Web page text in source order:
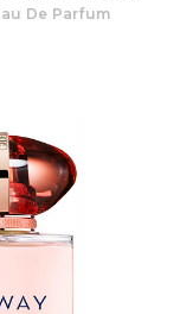
De Parfum